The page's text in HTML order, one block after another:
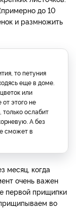
до 10
и размножить
то петуния
еще в доме.
или
этого не
ослабит
А без
сможет в
месяц, когда
очень важен
первой прищипки
во